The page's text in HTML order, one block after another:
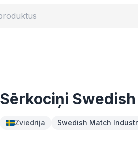
Sērkociņi
Zviedrija Swedish Match